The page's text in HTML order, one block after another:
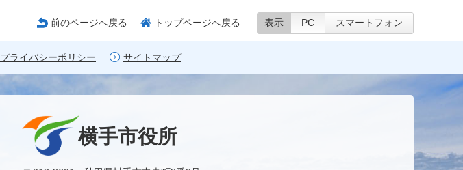
前のページへ戻る トップページへ戻る 表示 PC スマートフォン
プライバシーポリシー サイトマップ
横手市役所